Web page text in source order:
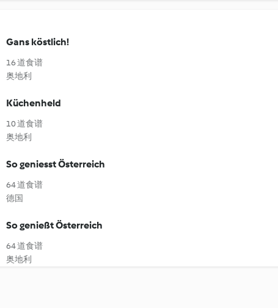
Gans köstlich!
16 道食谱
奥地利
Küchenheld
10 道食谱
奥地利
So geniesst Österreich
64 道食谱
德国
So genießt Österreich
64 道食谱
奥地利